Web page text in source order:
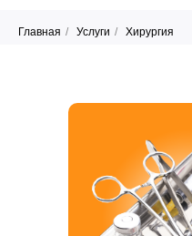
Прием терапевтический
Прием хирургический
Главная / Услуги / Хирургия